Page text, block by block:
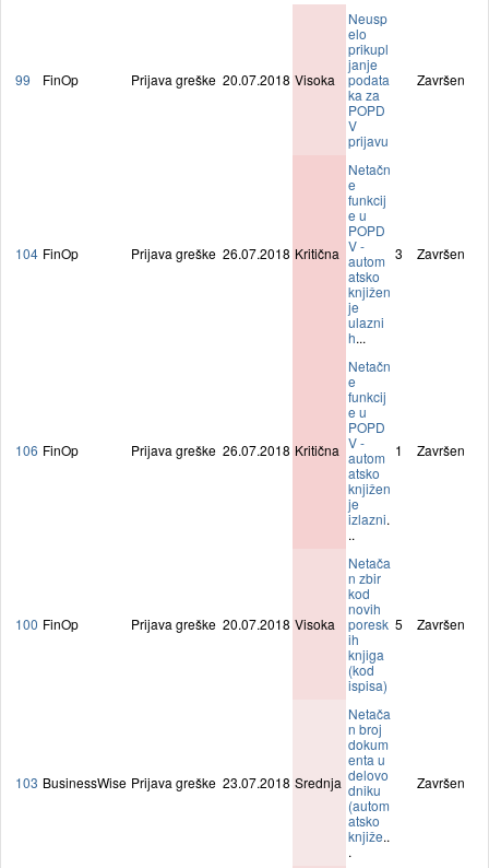
99 FinOp Prijava greške 20.07.2018 Visoka
Neusp
elo
prikupl
janje
podata
ka za
POPD
V
prijavu
Završen
104 FinOp Prijava greške 26.07.2018 Kritična
Netačn
e
funkcij
e u
POPD
V -
autom
atsko
knjižen
je
ulazni
h...
3 Završen
106 FinOp Prijava greške 26.07.2018 Kritična
Netačn
e
funkcij
e u
POPD
V -
autom
atsko
knjižen
je
izlazni.
..
1 Završen
100 FinOp Prijava greške 20.07.2018 Visoka
Netača
n zbir
kod
novih
poresk
ih
knjiga
(kod
ispisa)
5 Završen
103 BusinessWise Prijava greške 23.07.2018 Srednja
Netača
n broj
dokum
enta u
delovo
dniku
(autom
atsko
knjiže..
.
Završen